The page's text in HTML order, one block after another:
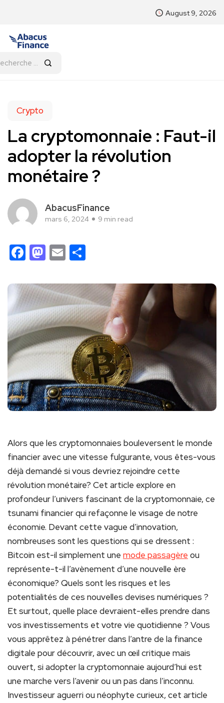
August 9, 2026
Crypto
La cryptomonnaie : Faut-il
adopter la révolution
monétaire ?
AbacusFinance
mars 6, 2024 9 min read
Facebook
Mastodon
Email
Alors que les cryptomonnaies bouleversent le monde
financier avec une vitesse fulgurante, vous êtes-vous
déjà demandé si vous devriez rejoindre cette
révolution monétaire? Cet article explore en
profondeur l’univers fascinant de la cryptomonnaie, ce
tsunami financier qui refaçonne le visage de notre
économie. Devant cette vague d’innovation,
nombreuses sont les questions qui se dressent :
Bitcoin est-il simplement une mode passagère ou
représente-t-il l’avènement d’une nouvelle ère
économique? Quels sont les risques et les
potentialités de ces nouvelles devises numériques ?
Et surtout, quelle place devraient-elles prendre dans
vos investissements et votre vie quotidienne ? Vous
vous apprêtez à pénétrer dans l’antre de la finance
digitale pour découvrir, avec un œil critique mais
ouvert, si adopter la cryptomonnaie aujourd’hui est
une marche vers l’avenir ou un pas dans l’inconnu.
Investisseur aguerri ou néophyte curieux, cet article